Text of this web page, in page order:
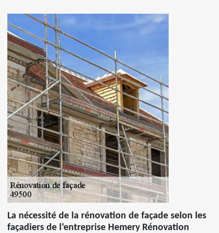
La nécessité de la rénovation de façade selon les
façadiers de l’entreprise Hemery Rénovation